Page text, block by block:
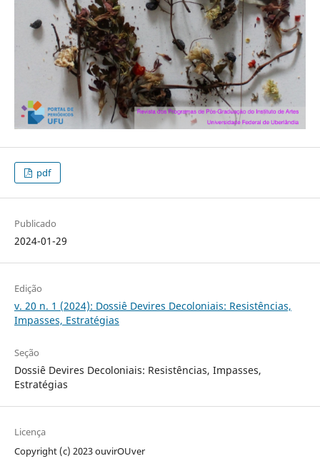
pdf
Publicado
2024-01-29
Edição
v. 20 n. 1 (2024): Dossiê Devires Decoloniais: Resistências,
Impasses, Estratégias
Seção
Dossiê Devires Decoloniais: Resistências, Impasses,
Estratégias
Licença
Copyright (c) 2023 ouvirOUver